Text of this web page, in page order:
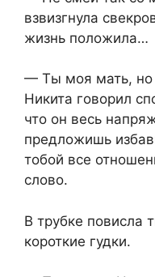
взвизгнула
жизнь положила…
— Ты моя мать, но
Никита говорил
что он весь
предложишь
тобой все
слово.
В трубке повисла
короткие гудки.